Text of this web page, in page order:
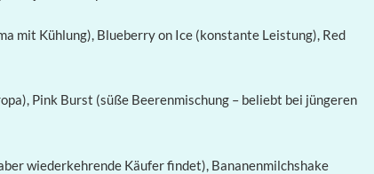
mit Kühlung), Blueberry on Ice (konstante Leistung), Red
Pink Burst (süße Beerenmischung – beliebt bei jüngeren
wiederkehrende Käufer findet), Bananenmilchshake